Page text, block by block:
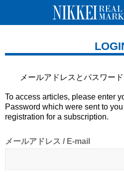
メールアドレスとパスワー
To access articles, please enter
Password which were sent to
registration for a subscription.
メールアドレス / E-mail